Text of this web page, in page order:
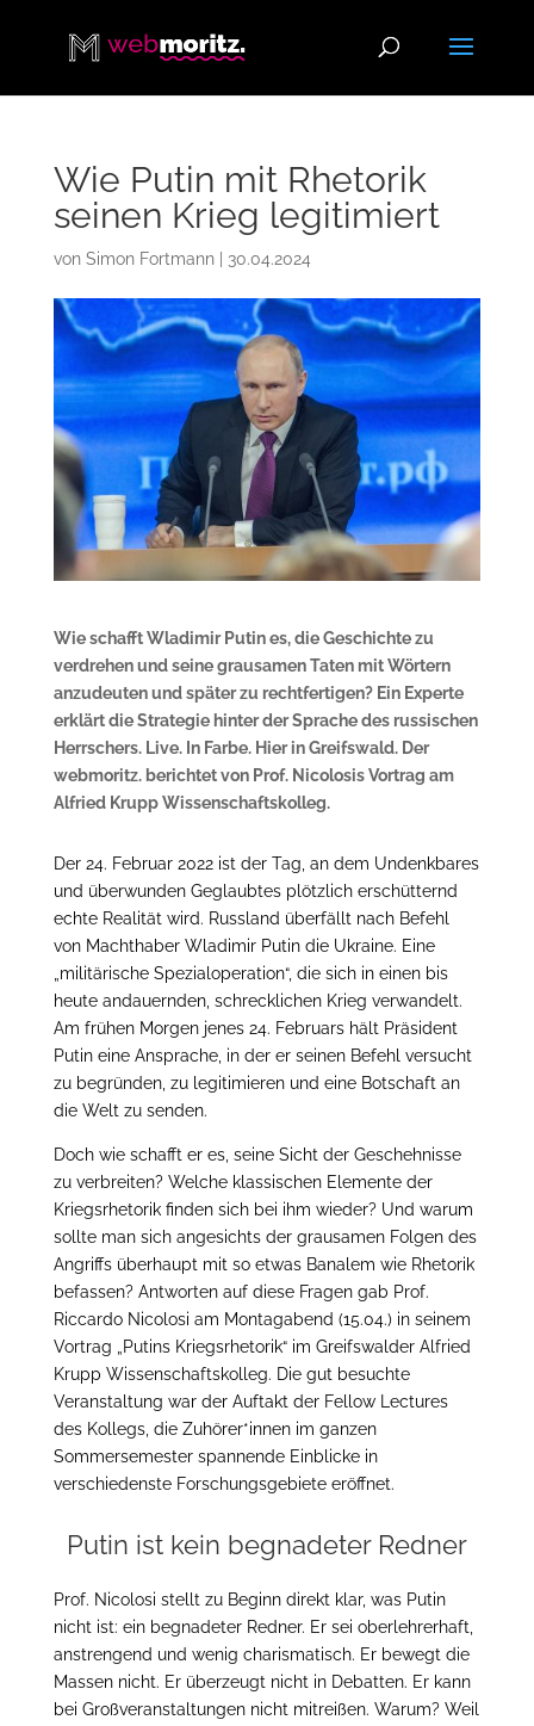
Wie Putin mit Rhetorik
seinen Krieg legitimiert
von Simon Fortmann| 30.04.2024
Wie schafft Wladimir Putin es, die Geschichte zu
verdrehen und seine grausamen Taten mit Wörtern
anzudeuten und später zu rechtfertigen? Ein Experte
erklärt die Strategie hinter der Sprache des russischen
Herrschers. Live. In Farbe. Hier in Greifswald. Der
webmoritz. berichtet von Prof. Nicolosis Vortrag am
Alfried Krupp Wissenschaftskolleg.
Der 24. Februar 2022 ist der Tag, an dem Undenkbares
und überwunden Geglaubtes plötzlich erschütternd
echte Realität wird. Russland überfällt nach Befehl
von Machthaber Wladimir Putin die Ukraine. Eine
„militärische Spezialoperation“, die sich in einen bis
heute andauernden, schrecklichen Krieg verwandelt.
Am frühen Morgen jenes 24. Februars hält Präsident
Putin eine Ansprache, in der er seinen Befehl versucht
zu begründen, zu legitimieren und eine Botschaft an
die Welt zu senden.
Doch wie schafft er es, seine Sicht der Geschehnisse
zu verbreiten? Welche klassischen Elemente der
Kriegsrhetorik finden sich bei ihm wieder? Und warum
sollte man sich angesichts der grausamen Folgen des
Angriffs überhaupt mit so etwas Banalem wie Rhetorik
befassen? Antworten auf diese Fragen gab Prof.
Riccardo Nicolosi am Montagabend (15.04.) in seinem
Vortrag „Putins Kriegsrhetorik“ im Greifswalder Alfried
Krupp Wissenschaftskolleg. Die gut besuchte
Veranstaltung war der Auftakt der Fellow Lectures
des Kollegs, die Zuhörer*innen im ganzen
Sommersemester spannende Einblicke in
verschiedenste Forschungsgebiete eröffnet.
Putin ist kein begnadeter Redner
Prof. Nicolosi stellt zu Beginn direkt klar, was Putin
nicht ist: ein begnadeter Redner. Er sei oberlehrerhaft,
anstrengend und wenig charismatisch. Er bewegt die
Massen nicht. Er überzeugt nicht in Debatten. Er kann
bei Großveranstaltungen nicht mitreißen. Warum? Weil